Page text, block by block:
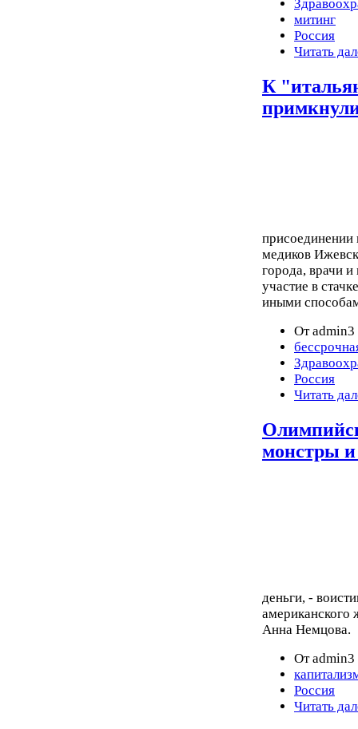
митинг
Россия
Читать
К
присоединении
медиков
города, врачи
участие в
иными
От
Россия
Читать
монстры
деньги, -
американского
Анна Немцова.
От
Россия
Читать